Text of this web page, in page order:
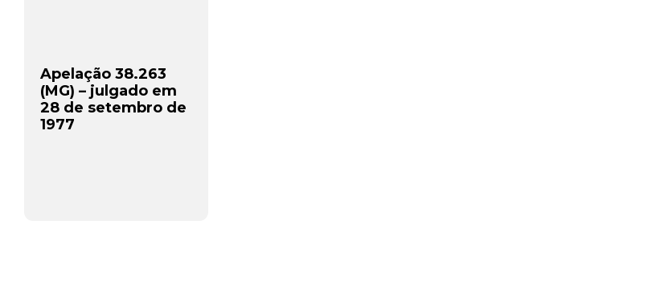
Apelação 38.263
(MG) – julgado em
28 de setembro de
1977